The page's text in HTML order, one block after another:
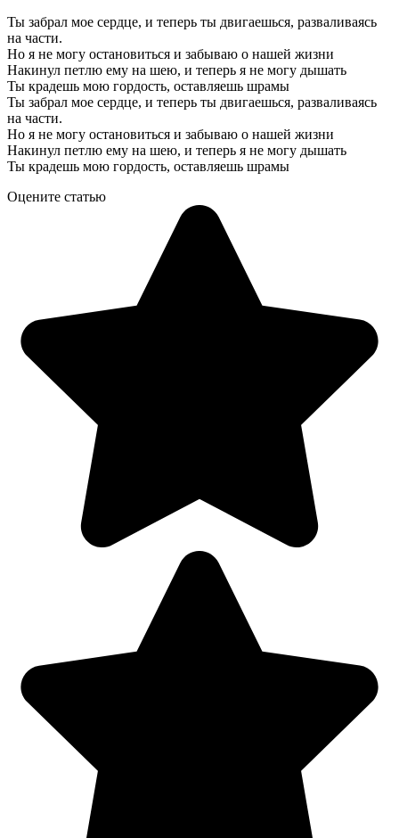
Ты забрал мое сердце, и теперь ты двигаешься, разваливаясь
на части.
Но я не могу остановиться и забываю о нашей жизни
Накинул петлю ему на шею, и теперь я не могу дышать
Ты крадешь мою гордость, оставляешь шрамы
Ты забрал мое сердце, и теперь ты двигаешься, разваливаясь
на части.
Но я не могу остановиться и забываю о нашей жизни
Накинул петлю ему на шею, и теперь я не могу дышать
Ты крадешь мою гордость, оставляешь шрамы
Оцените статью